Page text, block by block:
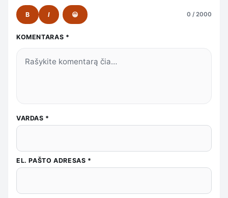
B I 😀 0 / 2000
KOMENTARAS *
VARDAS *
EL. PAŠTO ADRESAS *